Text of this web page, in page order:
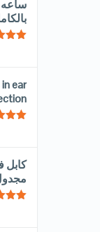
ear
كابل